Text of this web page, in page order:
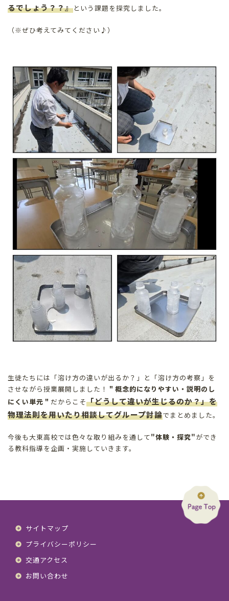
るでしょう？？』という課題を探究しました。
（※ぜひ考えてみてください♪）
生徒たちには「溶け方の違いが出るか？」と「溶け方の考察」を
させながら授業展開しました！ ＂概念的になりやすい・説明のし
にくい単元＂ だからこそ「どうして違いが生じるのか？」を
物理法則を用いたり相談してグループ討論でまとめました。
今後も大東高校では色々な取り組みを通して"体験・探究"ができ
る教科指導を企画・実施していきます。
サイトマップ
プライバシーポリシー
交通アクセス
お問い合わせ